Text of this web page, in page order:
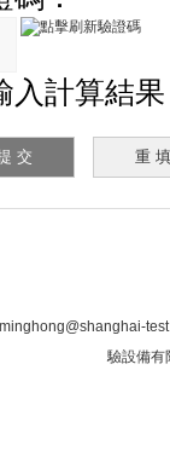
計算結果（
liuminghong@shanghai-
驗設備有